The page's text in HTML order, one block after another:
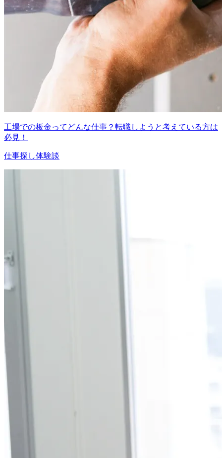
工場での板金ってどんな仕事？転職しようと考えている方は
必見！
仕事探し体験談